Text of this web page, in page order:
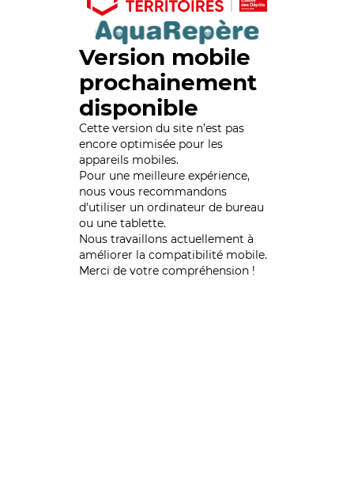
Version mobile
prochainement
disponible
Cette version du site n’est pas
encore optimisée pour les
appareils mobiles.
Pour une meilleure expérience,
nous vous recommandons
d'utiliser un ordinateur de bureau
ou une tablette.
Nous travaillons actuellement à
améliorer la compatibilité mobile.
Merci de votre compréhension !